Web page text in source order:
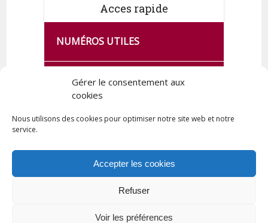
Gérer le consentement aux
cookies
Nous utilisons des cookies pour optimiser notre site web et notre
service.
Accepter les cookies
Refuser
Voir les préférences
Acces rapide
NUMÉROS UTILES
CA SE PASSE À FRANCE SERVICES
DE QUINGEY
Tous droits réservés © 2023 Commune de Quingey / Création -